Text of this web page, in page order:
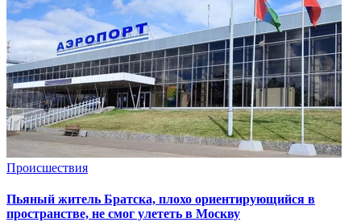
Происшествия
Пьяный житель Братска, плохо ориентирующийся в
пространстве, не смог улететь в Москву